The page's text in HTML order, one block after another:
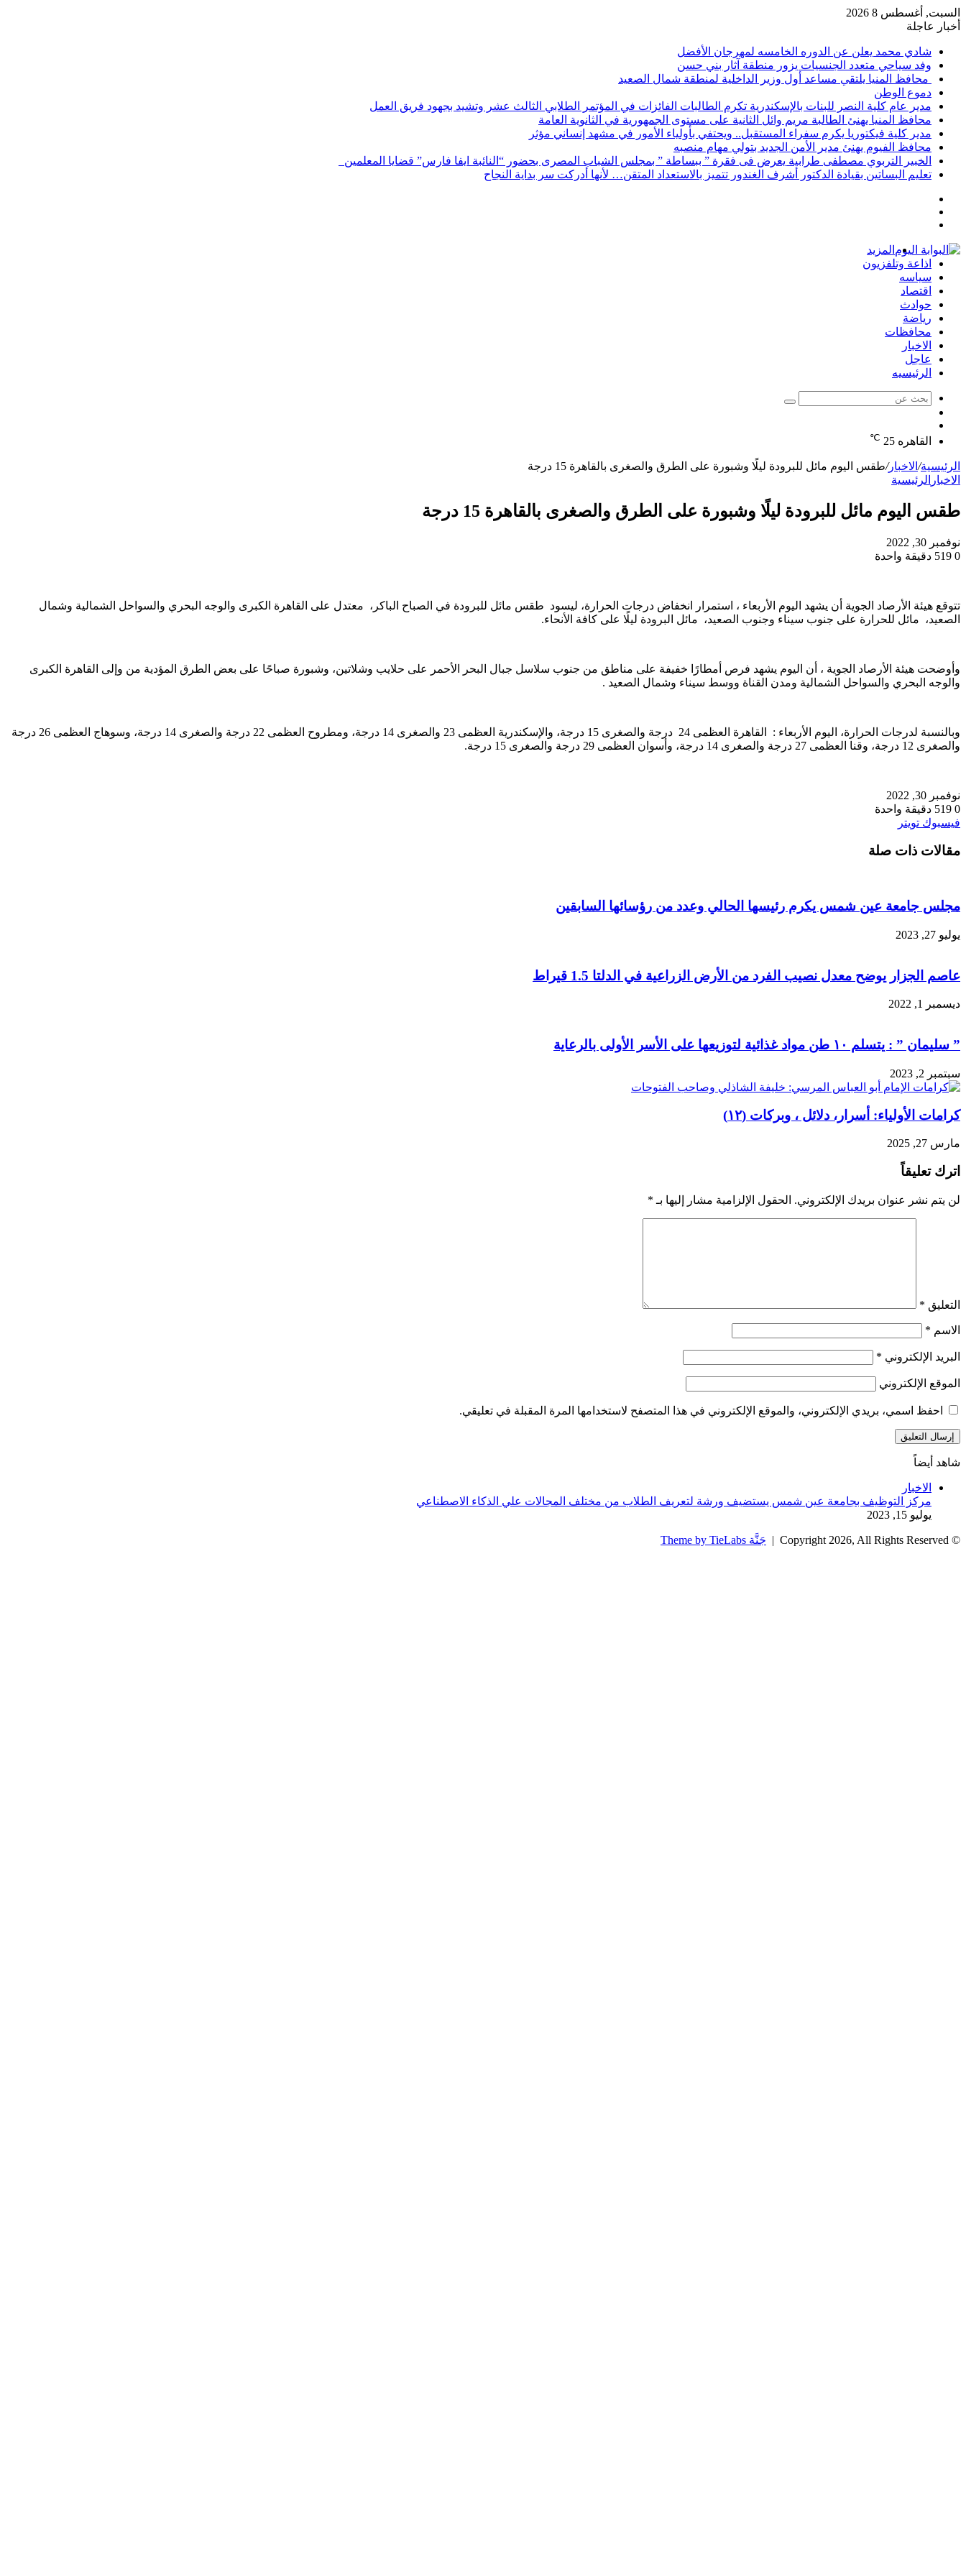
السبت, أغسطس 8 2026
أخبار عاجلة
شادي محمد يعلن عن الدوره الخامسه لمهرجان الأفضل
وفد سياحي متعدد الجنسيات يزور منطقة آثار بني حسن
محافظ المنيا يلتقي مساعد أول وزير الداخلية لمنطقة شمال الصعيد
دموع الوطن
مدير عام كلية النصر للبنات بالإسكندرية تكرم الطالبات الفائزات في المؤتمر الطلابي الثالث عشر وتشيد بجهود فريق العمل
محافظ المنيا يهنئ الطالبة مريم وائل الثانية على مستوى الجمهورية في الثانوية العامة
مدير كلية فيكتوريا يكرم سفراء المستقبل.. ويحتفي بأولياء الأمور في مشهد إنساني مؤثر
محافظ الفيوم يهنئ مدير الأمن الجديد بتولي مهام منصبه
الخبير التربوي مصطفى طرابية يعرض فى فقرة ” ببساطة ” بمجلس الشباب المصرى بحضور “النائبة ايفا فارس” قضايا المعلمين
تعليم البساتين بقيادة الدكتور أشرف الغندور تتميز بالاستعداد المتقن… لأنها أدركت سر بداية النجاح
المزيد
اذاعة وتلفزيون
سياسه
اقتصاد
حوادث
رياضة
محافظات
الاخبار
عاجل
الرئيسيه
بحث
عشوائي
القاهره 25
℃
الرئيسية/ الاخبار/طقس اليوم مائل للبرودة ليلًا وشبورة على الطرق والصغرى بالقاهرة 15 درجة
الاخبار الرئيسية
طقس اليوم مائل للبرودة ليلًا وشبورة على الطرق والصغرى بالقاهرة 15 درجة
نوفمبر 30, 2022
0
دقيقة واحدة
تتوقع هيئة الأرصاد الجوية أن يشهد اليوم الأربعاء ، استمرار انخفاض درجات الحرارة، ليسود طقس مائل للبرودة في الصباح الباكر، معتدل على القاهرة الكبرى والوجه البحري والسواحل الشمالية وشمال
الصعيد، مائل للحرارة على جنوب سيناء وجنوب الصعيد، مائل البرودة ليلًا على كافة الأنحاء.
وأوضحت هيئة الأرصاد الجوية ، أن اليوم يشهد فرص أمطارًا خفيفة على مناطق من جنوب سلاسل جبال البحر الأحمر على حلايب وشلاتين، وشبورة صباحًا على بعض الطرق المؤدية من وإلى القاهرة الكبرى
والوجه البحري والسواحل الشمالية ومدن القناة ووسط سيناء وشمال الصعيد .
وبالنسبة لدرجات الحرارة، اليوم الأربعاء : القاهرة العظمى 24 درجة والصغرى 15 درجة، والإسكندرية العظمى 23 والصغرى 14 درجة، ومطروح العظمى 22 درجة والصغرى 14 درجة، وسوهاج العظمى 26 درجة
والصغرى 12 درجة، وقنا العظمى 27 درجة والصغرى 14 درجة، وأسوان العظمى 29 درجة والصغرى 15 درجة.
نوفمبر 30, 2022
0
دقيقة واحدة
فيسبوك تويتر
البريد
مقالات ذات صلة
مجلس جامعة عين شمس يكرم رئيسها الحالي وعدد من رؤسائها السابقين
يوليو 27, 2023
عاصم الجزار يوضح معدل نصيب الفرد من الأرض الزراعية في الدلتا 1.5 قيراط
ديسمبر 1, 2022
” سليمان ” : يتسلم ١٠ طن مواد غذائية لتوزيعها على الأسر الأولى بالرعاية
سبتمبر 2, 2023
كرامات الأولياء: أسرار، دلائل ، وبركات (١٢)
مارس 27, 2025
اترك تعليقاً
لن يتم نشر عنوان بريدك الإلكتروني. الحقول الإلزامية مشار إليها بـ *
التعليق *
الاسم *
البريد الإلكتروني *
الموقع الإلكتروني
احفظ اسمي، بريدي الإلكتروني، والموقع الإلكتروني في هذا المتصفح لاستخدامها المرة المقبلة في تعليقي.
شاهد أيضاً
الاخبار
مركز التوظيف بجامعة عين شمس يستضيف ورشة لتعريف الطلاب من مختلف المجالات علي الذكاء الاصطناعي
يوليو 15, 2023
© Copyright 2026, All Rights Reserved |
جَنَّة Theme by TieLabs